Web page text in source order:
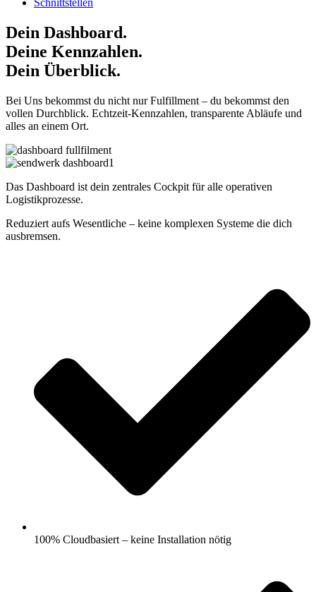
Schnittstellen
Dein Dashboard.
Deine Kennzahlen.
Dein Überblick.
Bei Uns bekommst du nicht nur Fulfillment – du bekommst den
vollen Durchblick. Echtzeit-Kennzahlen, transparente Abläufe und
alles an einem Ort.
Das Dashboard ist dein zentrales Cockpit für alle operativen
Logistikprozesse.
Reduziert aufs Wesentliche – keine komplexen Systeme die dich
ausbremsen.
100% Cloudbasiert – keine Installation nötig